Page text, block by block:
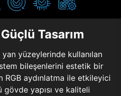
Tasarım
yüzeylerinde kullanılan
bileşenlerini estetik bir
RGB aydınlatma ile etkileyici
yapısı ve kaliteli